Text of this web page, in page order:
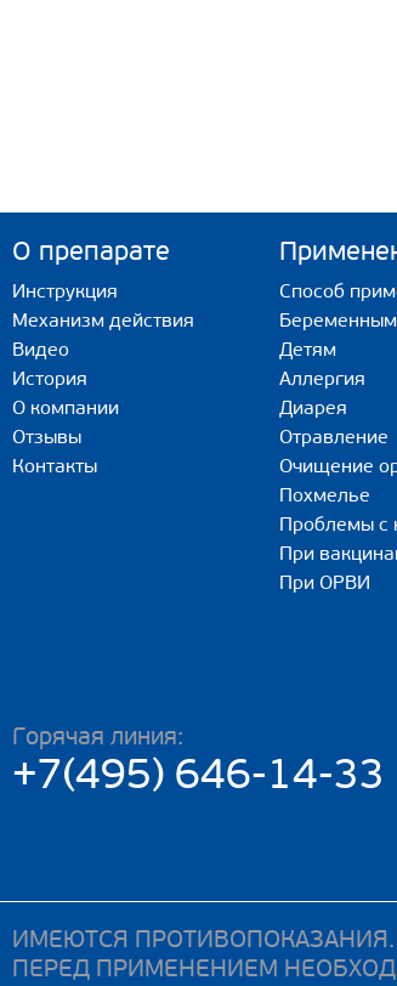
О препарате
Инструкция
Механизм действия
Видео
История
О компании
Отзывы
Контакты
Способ
Беременным
Детям
Аллергия
Диарея
Отравление
Очищение
Похмелье
Проблемы с
При
При ОРВИ
Горячая линия:
+7(495) 646-14-33
ИМЕЮТСЯ ПРОТИВОПОКАЗАНИЯ.
ПЕРЕД ПРИМЕНЕНИЕМ